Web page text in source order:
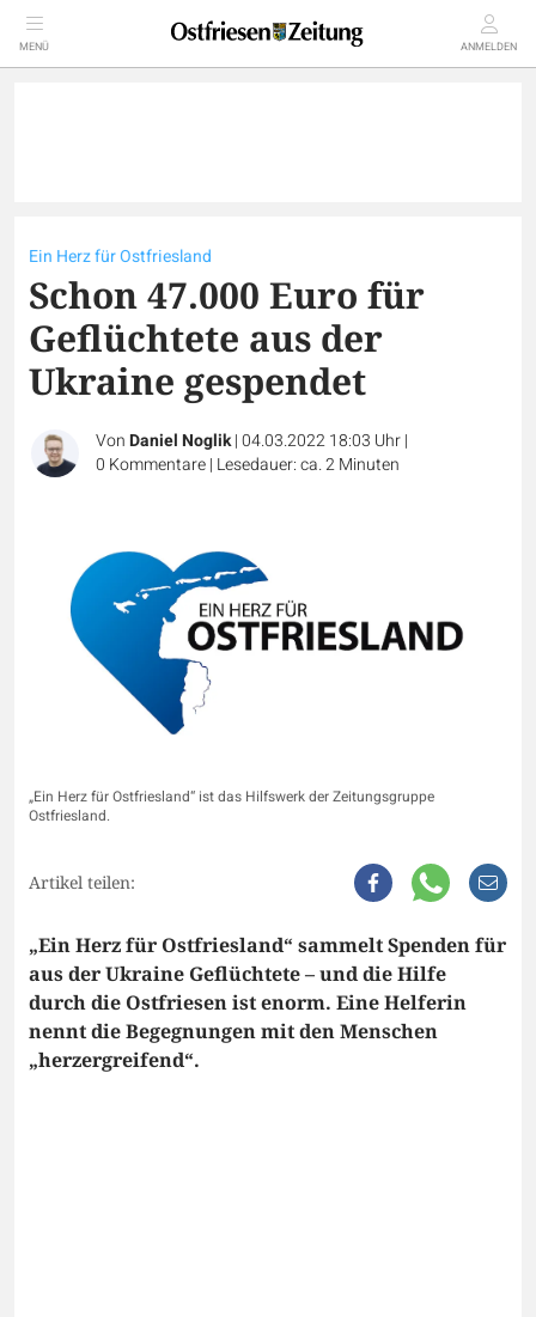
MENÜ ANMELDEN
Ein Herz für Ostfriesland
Schon 47.000 Euro für
Geflüchtete aus der
Ukraine gespendet
VonDaniel Noglik|04.03.2022 18:03 Uhr|
0 Kommentare| Lesedauer: ca. 2 Minuten
„Ein Herz für Ostfriesland“ ist das Hilfswerk der Zeitungsgruppe
Ostfriesland.
Artikel teilen:
„Ein Herz für Ostfriesland“ sammelt Spenden für
aus der Ukraine Geflüchtete – und die Hilfe
durch die Ostfriesen ist enorm. Eine Helferin
nennt die Begegnungen mit den Menschen
„herzergreifend“.